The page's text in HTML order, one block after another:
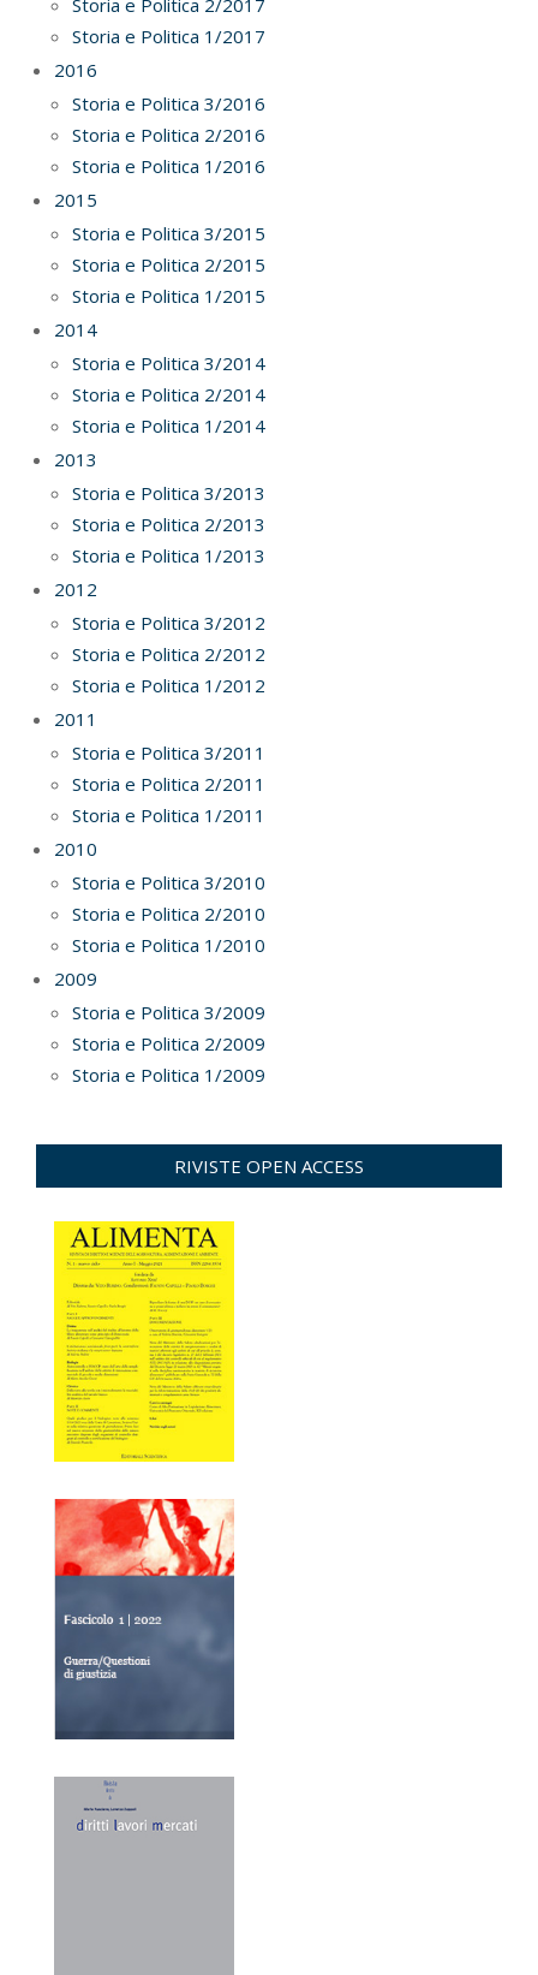
Storia e Politica 1/2017
2016
Storia e Politica 3/2016
Storia e Politica 2/2016
Storia e Politica 1/2016
2015
Storia e Politica 3/2015
Storia e Politica 2/2015
Storia e Politica 1/2015
2014
Storia e Politica 3/2014
Storia e Politica 2/2014
Storia e Politica 1/2014
2013
Storia e Politica 3/2013
Storia e Politica 2/2013
Storia e Politica 1/2013
2012
Storia e Politica 3/2012
Storia e Politica 2/2012
Storia e Politica 1/2012
2011
Storia e Politica 3/2011
Storia e Politica 2/2011
Storia e Politica 1/2011
2010
Storia e Politica 3/2010
Storia e Politica 2/2010
Storia e Politica 1/2010
2009
Storia e Politica 3/2009
Storia e Politica 2/2009
Storia e Politica 1/2009
RIVISTE OPEN ACCESS